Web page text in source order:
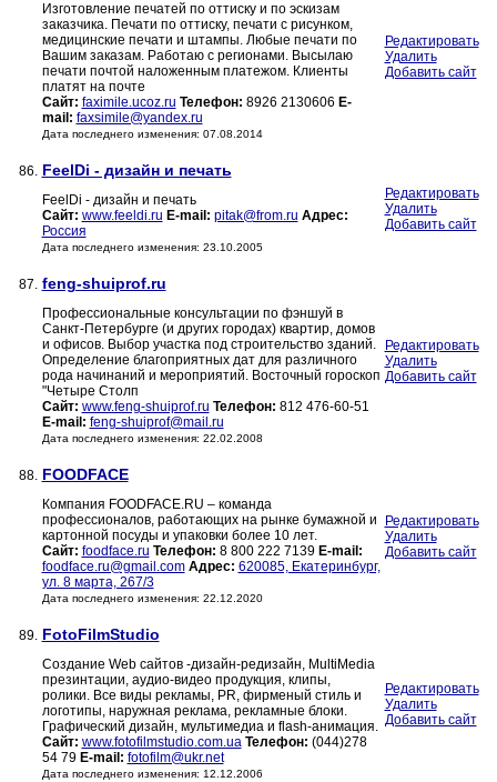
Изготовление печатей по оттиску и по эскизам
заказчика. Печати по оттиску, печати с рисунком,
медицинские печати и штампы. Любые печати по
Вашим заказам. Работаю с регионами. Высылаю
печати почтой наложенным платежом. Клиенты
платят на почте
Сайт: faximile.ucoz.ru Телефон: 8926 2130606 E-
mail: faxsimile@yandex.ru
Дата последнего изменения: 07.08.2014
Редактировать
Удалить
Добавить сайт
86. FeelDi - дизайн и печать
FeelDi - дизайн и печать
Сайт: www.feeldi.ru E-mail: pitak@from.ru Адрес:
Россия
Дата последнего изменения: 23.10.2005
Редактировать
Удалить
Добавить сайт
87. feng-shuiprof.ru
Профессиональные консультации по фэншуй в
Санкт-Петербурге (и других городах) квартир, домов
и офисов. Выбор участка под строительство зданий.
Определение благоприятных дат для различного
рода начинаний и мероприятий. Восточный гороскоп
"Четыре Столп
Сайт: www.feng-shuiprof.ru Телефон: 812 476-60-51
E-mail: feng-shuiprof@mail.ru
Дата последнего изменения: 22.02.2008
Редактировать
Удалить
Добавить сайт
88. FOODFACE
Компания FOODFACE.RU – команда
профессионалов, работающих на рынке бумажной и
картонной посуды и упаковки более 10 лет.
Сайт: foodface.ru Телефон: 8 800 222 7139 E-mail:
foodface.ru@gmail.com Адрес: 620085, Екатеринбург,
ул. 8 марта, 267/3
Дата последнего изменения: 22.12.2020
Редактировать
Удалить
Добавить сайт
89. FotoFilmStudio
Создание Web сайтов -дизайн-редизайн, MultiMedia
презинтации, аудио-видео продукция, клипы,
ролики. Все виды рекламы, PR, фирменый стиль и
логотипы, наружная реклама, рекламные блоки.
Графический дизайн, мультимедиа и flash-анимация.
Сайт: www.fotofilmstudio.com.ua Телефон: (044)278
54 79 E-mail: fotofilm@ukr.net
Дата последнего изменения: 12.12.2006
Редактировать
Удалить
Добавить сайт